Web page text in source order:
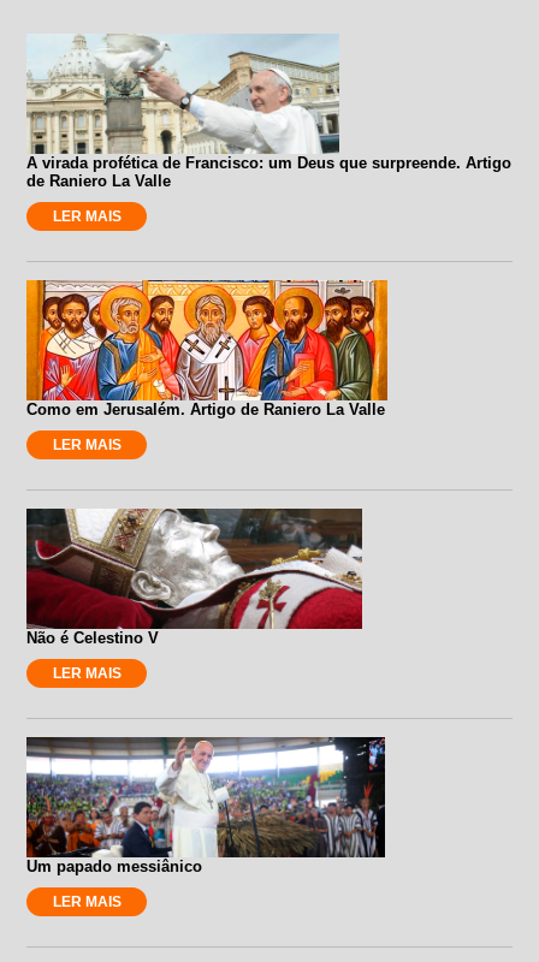
A virada profética de Francisco: um Deus que surpreende. Artigo
de Raniero La Valle
LER MAIS
Como em Jerusalém. Artigo de Raniero La Valle
LER MAIS
Não é Celestino V
LER MAIS
Um papado messiânico
LER MAIS